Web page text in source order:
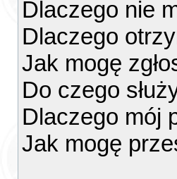
Dlaczego nie
Dlaczego
Jak mogę
Do czego
Dlaczego mój
Jak mogę